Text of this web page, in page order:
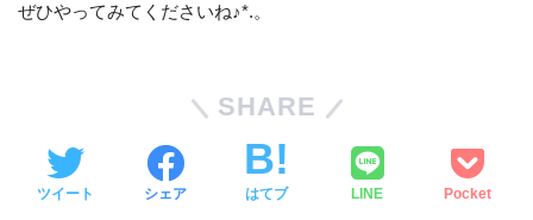
ぜひやってみてくださいね♪*.。
SHARE
ツイート シェア はてブ LINE Pocket